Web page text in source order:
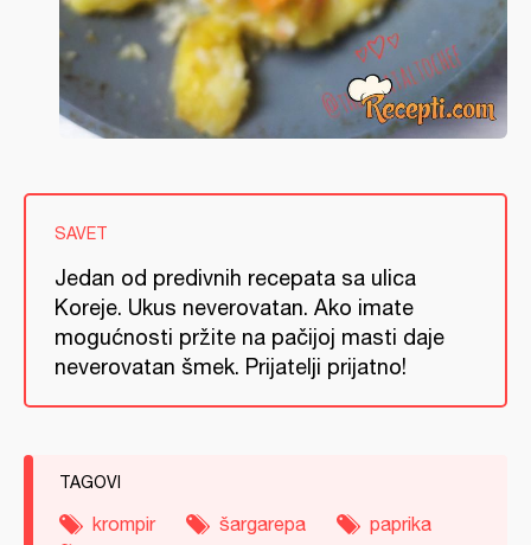
SAVET
Jedan od predivnih recepata sa ulica
Koreje. Ukus neverovatan. Ako imate
mogućnosti pržite na pačijoj masti daje
neverovatan šmek. Prijatelji prijatno!
TAGOVI
krompir šargarepa
paprika